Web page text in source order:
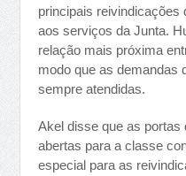
principais reivindicações
aos serviços da Junta.
relação mais próxima
modo que as demandas
sempre atendidas.
Akel disse que as
abertas para a classe
especial para as